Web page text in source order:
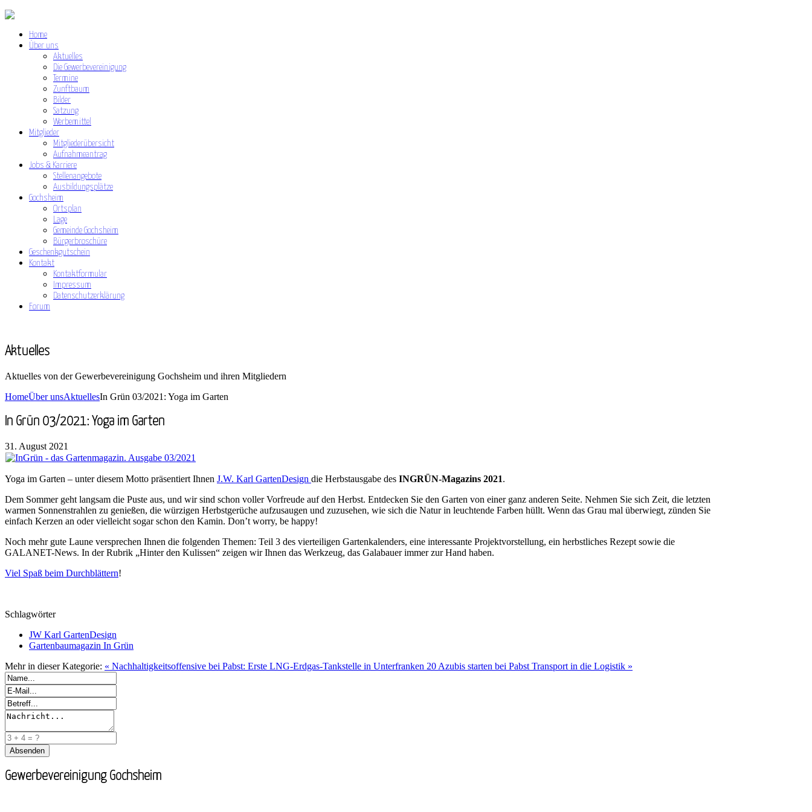
Home
Über uns
Aktuelles
Die Gewerbevereinigung
Termine
Zunftbaum
Bilder
Satzung
Werbemittel
Mitglieder
Mitgliederübersicht
Aufnahmeantrag
Jobs & Karriere
Stellenangebote
Ausbildungsplätze
Gochsheim
Ortsplan
Lage
Gemeinde Gochsheim
Bürgerbroschüre
Geschenkgutschein
Kontakt
Kontaktformular
Impressum
Datenschutzerklärung
Forum
Aktuelles
Aktuelles von der Gewerbevereinigung Gochsheim und ihren Mitgliedern
HomeÜber unsAktuellesIn Grün 03/2021: Yoga im Garten
In Grün 03/2021: Yoga im Garten
31. August 2021
Yoga im Garten – unter diesem Motto präsentiert Ihnen J.W. Karl GartenDesign die Herbstausgabe des INGRÜN-Magazins 2021.
Dem Sommer geht langsam die Puste aus, und wir sind schon voller Vorfreude auf den Herbst. Entdecken Sie den Garten von einer ganz anderen Seite. Nehmen Sie sich Zeit, die letzten
warmen Sonnenstrahlen zu genießen, die würzigen Herbstgerüche aufzusaugen und zuzusehen, wie sich die Natur in leuchtende Farben hüllt. Wenn das Grau mal überwiegt, zünden Sie
einfach Kerzen an oder vielleicht sogar schon den Kamin. Don’t worry, be happy!
Noch mehr gute Laune versprechen Ihnen die folgenden Themen: Teil 3 des vierteiligen Gartenkalenders, eine interessante Projektvorstellung, ein herbstliches Rezept sowie die
GALANET-News. In der Rubrik „Hinter den Kulissen“ zeigen wir Ihnen das Werkzeug, das Galabauer immer zur Hand haben.
Viel Spaß beim Durchblättern!
Schlagwörter
JW Karl GartenDesign
Gartenbaumagazin In Grün
Mehr in dieser Kategorie: « Nachhaltigkeitsoffensive bei Pabst: Erste LNG-Erdgas-Tankstelle in Unterfranken 20 Azubis starten bei Pabst Transport in die Logistik »
Gewerbevereinigung Gochsheim